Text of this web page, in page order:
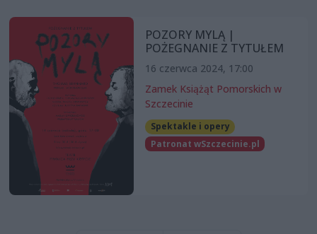
POZORY MYLĄ |
POŻEGNANIE Z TYTUŁEM
16 czerwca 2024, 17:00
Zamek Książąt Pomorskich w
Szczecinie
Spektakle i opery
Patronat wSzczecinie.pl